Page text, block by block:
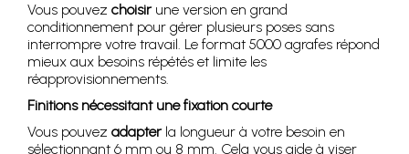
Vous pouvez choisirune version en grand
conditionnement pour gérer plusieurs poses sans
interrompre votre travail. Le format 5000 agrafes répond
mieux aux besoins répétés et limite les
réapprovisionnements.
Finitions nécessitant une fixation courte
Vous pouvez adapterla longueur à votre besoin en
sélectionnant 6 mm ou 8 mm. Cela vous aide à viser